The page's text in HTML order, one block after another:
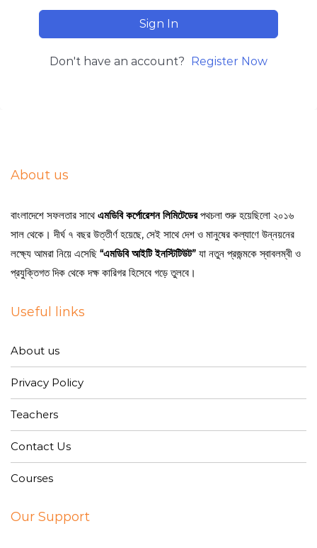
Sign In
Don't have an account? Register Now
About us
বাংলাদেশে সফলতার সাথেএমডিবি কর্পোরেশন লিমিটেডেরপথচলা শুরু হয়েছিলো ২০১৬
সাল থেকে। দীর্ঘ ৭ বছর উত্তীর্ণ হয়েছে, সেই সাথে দেশ ও মানুষের কল্যাণে উন্নয়নের
লক্ষ্যে আমরা নিয়ে এসেছি “এমডিবি আইটি ইনস্টিটিউট” যা নতুন প্রজন্মকে স্বাবলম্বী ও
প্রযুক্তিগত দিক থেকে দক্ষ কারিগর হিসেবে গড়ে তুলবে।
Useful links
About us
Privacy Policy
Teachers
Contact Us
Courses
Our Support